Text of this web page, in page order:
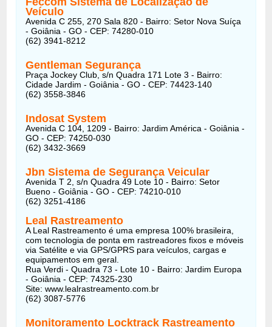
Veículo
Avenida C 255, 270 Sala 820 - Bairro: Setor Nova Suíça
- Goiânia - GO - CEP: 74280-010
(62) 3941-8212
Gentleman Segurança
Praça Jockey Club, s/n Quadra 171 Lote 3 - Bairro:
Cidade Jardim - Goiânia - GO - CEP: 74423-140
(62) 3558-3846
Indosat System
Avenida C 104, 1209 - Bairro: Jardim América - Goiânia -
GO - CEP: 74250-030
(62) 3432-3669
Jbn Sistema de Segurança Veicular
Avenida T 2, s/n Quadra 49 Lote 10 - Bairro: Setor
Bueno - Goiânia - GO - CEP: 74210-010
(62) 3251-4186
Leal Rastreamento
A Leal Rastreamento é uma empresa 100% brasileira,
com tecnologia de ponta em rastreadores fixos e móveis
via Satélite e via GPS/GPRS para veículos, cargas e
equipamentos em geral.
Rua Verdi - Quadra 73 - Lote 10 - Bairro: Jardim Europa
- Goiânia - CEP: 74325-230
Site: www.lealrastreamento.com.br
(62) 3087-5776
Monitoramento Locktrack Rastreamento